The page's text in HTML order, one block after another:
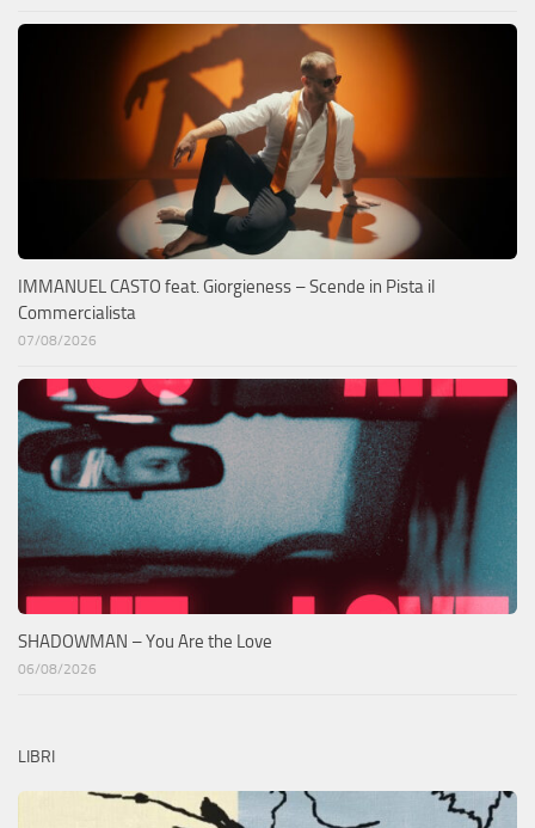
IMMANUEL CASTO feat. Giorgieness – Scende in Pista il
Commercialista
07/08/2026
SHADOWMAN – You Are the Love
06/08/2026
LIBRI